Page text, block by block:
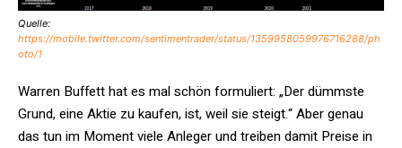
Quelle:
https://mobile.twitter.com/sentimentrader/status/1359958059976716288/ph
oto/1
Warren Buffett hat es mal schön formuliert: „Der dümmste
Grund, eine Aktie zu kaufen, ist, weil sie steigt.“ Aber genau
das tun im Moment viele Anleger und treiben damit Preise in